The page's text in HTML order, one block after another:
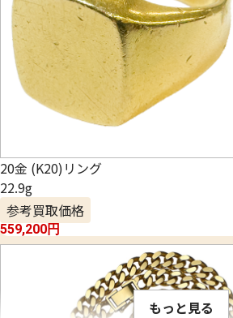
20金 (K20)リング
22.9g
参考買取価格
559,200円
もっと見る